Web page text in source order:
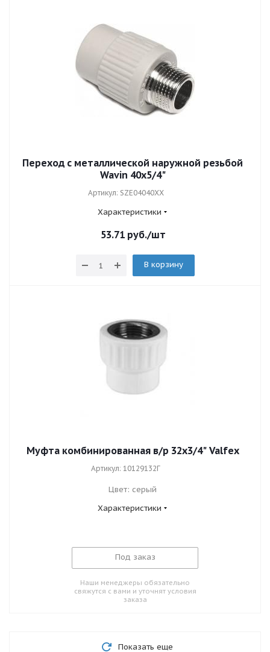
Переход с металлической наружной резьбой
Wavin 40x5/4"
Артикул: SZE04040XX
Характеристики
53.71руб./шт
В корзину
Муфта комбинированная в/р 32х3/4" Valfex
Артикул: 10129132Г
Цвет: серый
Характеристики
Под заказ
Наши менеджеры обязательно
свяжутся с вами и уточнят условия
заказа
Показать еще